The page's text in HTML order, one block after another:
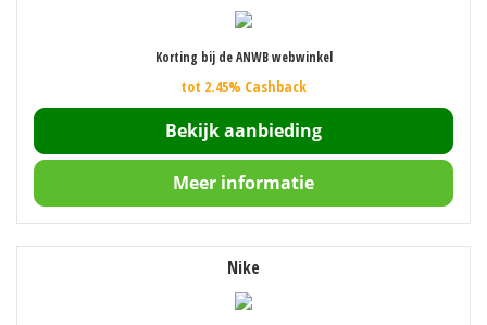
Korting bij de ANWB webwinkel
tot 2.45% Cashback
Bekijk aanbieding
Meer informatie
Nike